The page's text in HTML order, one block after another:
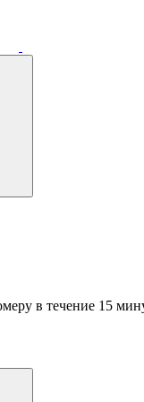
в течение 15